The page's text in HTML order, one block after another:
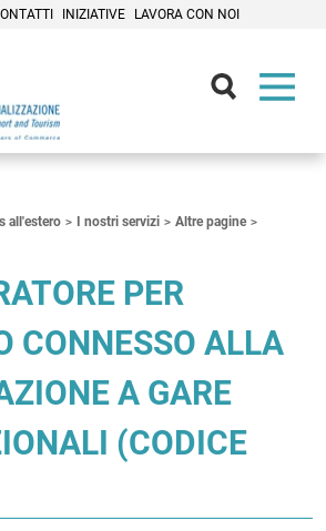
INIZIATIVE LAVORA CON NOI
all'estero I nostri servizi Altre pagine
PER
CONNESSO ALLA
A GARE
(CODICE